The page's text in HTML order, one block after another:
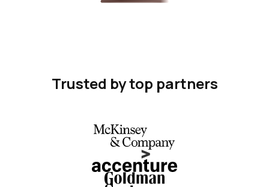
Trusted by top partners